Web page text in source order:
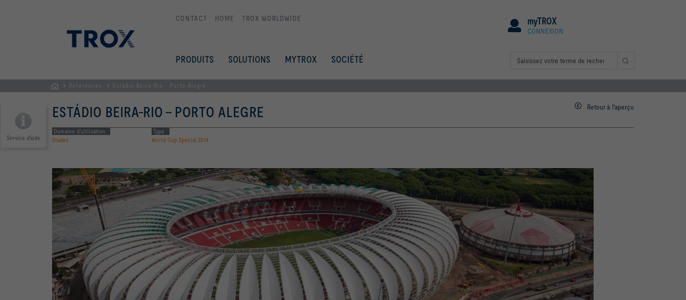
CONTACT HOME TROX WORLDWIDE myTROX
CONNEXION
PRODUITS SOLUTIONS MYTROX SOCIÉTÉ
d'accueil
Références Estádio Beira-Rio - Porto Alegre
Service d'aide
ESTÁDIO BEIRA-RIO - PORTO ALEGRE Retour à l'aperçu
Domaine d'utilisation
Stades
Type
World Cup Special 2014